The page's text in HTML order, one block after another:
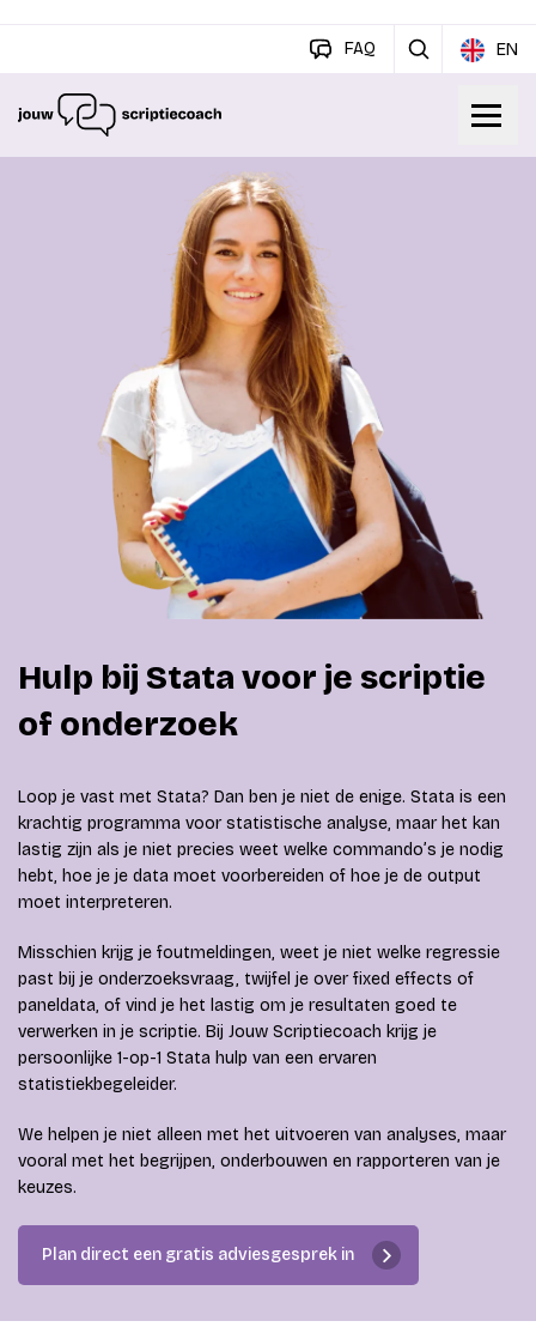
FAQ EN
Hulp bij Stata voor je scriptie
of onderzoek
Loop je vast met Stata? Dan ben je niet de enige. Stata is een
krachtig programma voor statistische analyse, maar het kan
lastig zijn als je niet precies weet welke commando’s je nodig
hebt, hoe je je data moet voorbereiden of hoe je de output
moet interpreteren.
Misschien krijg je foutmeldingen, weet je niet welke regressie
past bij je onderzoeksvraag, twijfel je over fixed effects of
paneldata, of vind je het lastig om je resultaten goed te
verwerken in je scriptie. Bij Jouw Scriptiecoach krijg je
persoonlijke 1-op-1 Stata hulp van een ervaren
statistiekbegeleider.
We helpen je niet alleen met het uitvoeren van analyses, maar
vooral met het begrijpen, onderbouwen en rapporteren van je
keuzes.
Plan direct een gratis adviesgesprek in